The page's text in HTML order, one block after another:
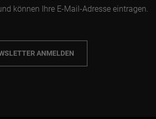
können Ihre E-Mail-Adresse eintragen.
ANMELDEN